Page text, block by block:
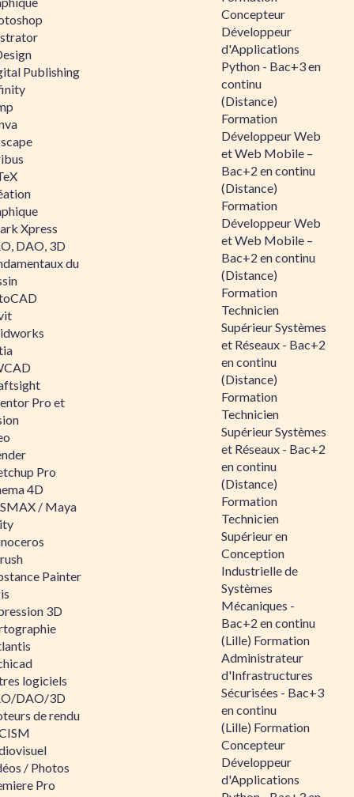
Publishing
Xpress
DAO, 3D
du
Pro et
Pro
4D
/ Maya
Painter
3D
logiciels
DAO/3D
de rendu
/ Photos
Pro
Concepteur
Développeur
d'Applications
Python - Bac+3 en
continu
(Distance)
Formation
Développeur Web
et Web Mobile –
Bac+2 en continu
(Distance)
Formation
Développeur Web
et Web Mobile –
Bac+2 en continu
(Distance)
Formation
Technicien
Supérieur Systèmes
et Réseaux - Bac+2
en continu
(Distance)
Formation
Technicien
Supérieur Systèmes
et Réseaux - Bac+2
en continu
(Distance)
Formation
Technicien
Supérieur en
Conception
Industrielle de
Systèmes
Mécaniques -
Bac+2 en continu
(Lille) Formation
Administrateur
d'Infrastructures
Sécurisées - Bac+3
en continu
(Lille) Formation
Concepteur
Développeur
d'Applications